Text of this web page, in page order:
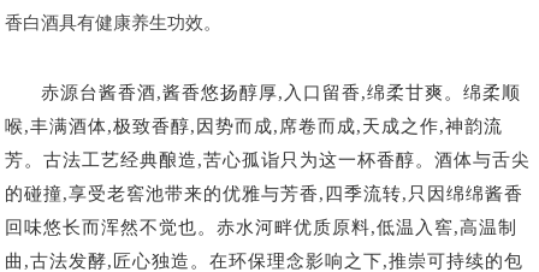
香白酒具有健康养生功效。
赤源台酱香酒,酱香悠扬醇厚,入口留香,绵柔甘爽。绵柔顺
喉,丰满酒体,极致香醇, 因势而成,席卷而成,天成之作,神韵流
芳。古法工艺经典酿造,苦心孤诣只为这一杯香醇。酒体与舌尖
的碰撞,享受老窖池带来的优雅与芳香, 四季流转,只因绵绵酱香
回味悠长而浑然不觉也。赤水河畔优质原料,低温入窖,高温制
曲,古法发酵,匠心独造。在环保理念影响之下,推崇可持续的包